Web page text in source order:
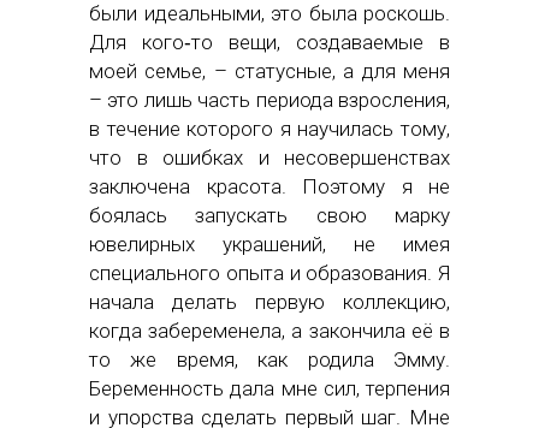
были идеальными, это была роскошь.
Для кого‑то вещи, создаваемые в
моей семье, – статусные, а для меня
– это лишь часть периода взросления,
в течение которого я научилась тому,
что в ошибках и несовершенствах
заключена красота. Поэтому я не
боялась запускать свою марку
ювелирных украшений, не имея
специального опыта и образования. Я
начала делать первую коллекцию,
когда забеременела, а закончила её в
то же время, как родила Эмму.
Беременность дала мне сил, терпения
и упорства сделать первый шаг. Мне